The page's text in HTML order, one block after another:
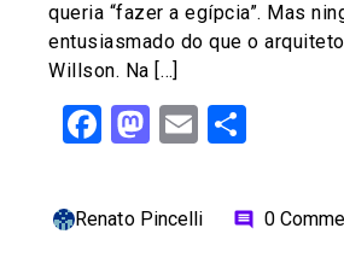
queria “fazer a egípcia”. Mas
entusiasmado do que o
Willson. Na […]
Facebook
Mastodon
Email
Renato Pincelli comment 0